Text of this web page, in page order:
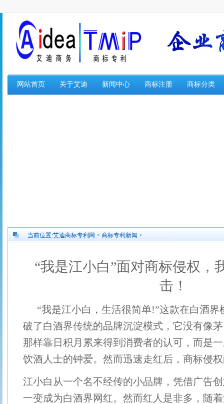
网站首页 关于艾迪 新闻中心 商标注册 商标分类
当前位置:艾迪商标专利网 > 商标专利新闻 >
“我是江小白”面对商标侵权，
击！
“我是江小白，生活很简单!”这款在白酒
破了白酒界传统的品牌沉淀模式，它没有像
那样靠日积月累来得到消费者的认可，而是
饮酒人士的钟爱。然而迅速走红后，商标侵
江小白从一个名不经传的小品牌，凭借广告
一变成为白酒界网红。然而红人是非多，随